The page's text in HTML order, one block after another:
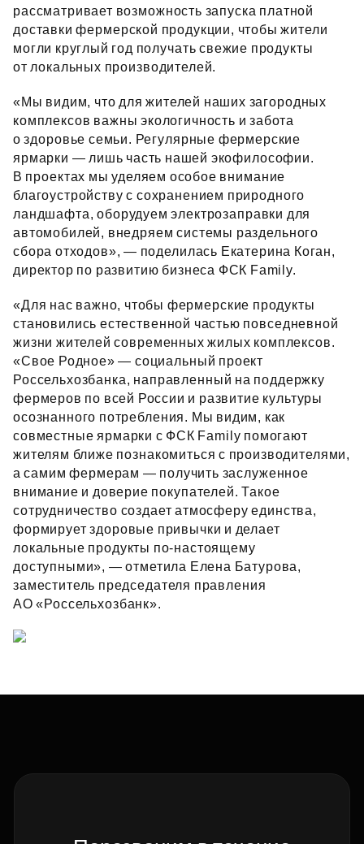
рассматривает возможность запуска платной
доставки фермерской продукции, чтобы жители
могли круглый год получать свежие продукты
от локальных производителей.
«Мы видим, что для жителей наших загородных
комплексов важны экологичность и забота
о здоровье семьи. Регулярные фермерские
ярмарки — лишь часть нашей экофилософии.
В проектах мы уделяем особое внимание
благоустройству с сохранением природного
ландшафта, оборудуем электрозаправки для
автомобилей, внедряем системы раздельного
сбора отходов», — поделилась Екатерина Коган,
директор по развитию бизнеса ФСК Family.
«Для нас важно, чтобы фермерские продукты
становились естественной частью повседневной
жизни жителей современных жилых комплексов.
«Свое Родное» — социальный проект
Россельхозбанка, направленный на поддержку
фермеров по всей России и развитие культуры
осознанного потребления. Мы видим, как
совместные ярмарки с ФСК Family помогают
жителям ближе познакомиться с производителями,
а самим фермерам — получить заслуженное
внимание и доверие покупателей. Такое
сотрудничество создает атмосферу единства,
формирует здоровые привычки и делает
локальные продукты по‑настоящему
доступными», — отметила Елена Батурова,
заместитель председателя правления
АО «Россельхозбанк».